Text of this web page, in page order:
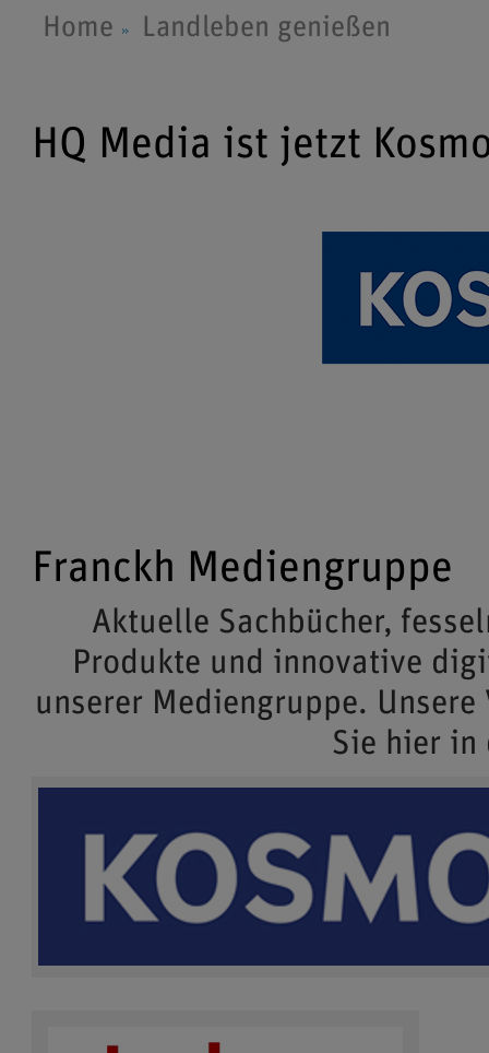
Home Landleben genießen
HQ Media ist jetzt
Franckh Mediengruppe
Aktuelle Sachbücher,
Produkte und innovative
unserer Mediengruppe.
Sie hier in